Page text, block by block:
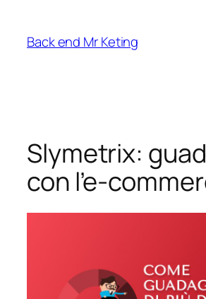
contenuto
Back end Mr Keting
Slymetrix:
con l’e-